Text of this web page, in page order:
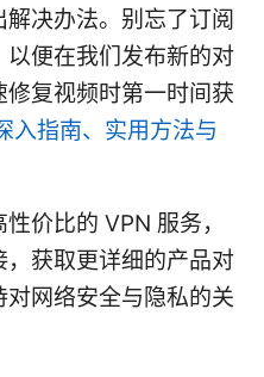
决办法。别忘了订阅
便在我们发布新的对
复视频时第一时间获
入指南、实用方法与
价比的 VPN 服务，
获取更详细的产品对
网络安全与隐私的关